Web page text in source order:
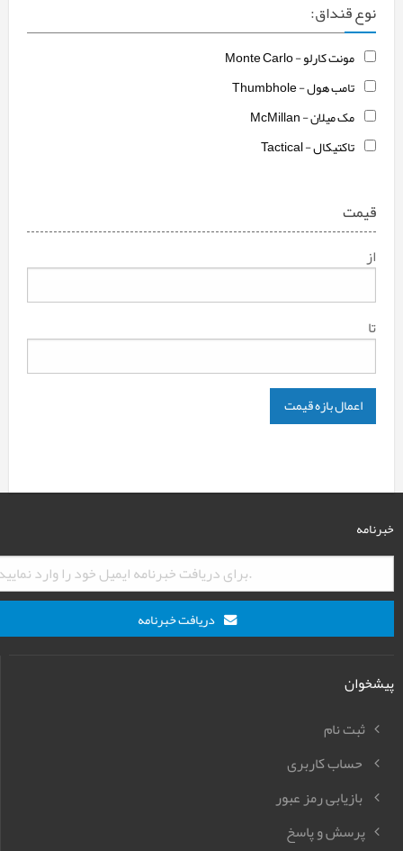
نوع قنداق:
مونت کارلو - Monte Carlo
تامب هول - Thumbhole
مک میلان - McMillan
تاکتیکال - Tactical
قیمت
از
تا
اعمال بازه قیمت
خبرنامه
دریافت خبرنامه
پیشخوان
ثبت نام
حساب کاربری
بازیابی رمز عبور
پرسش و پاسخ